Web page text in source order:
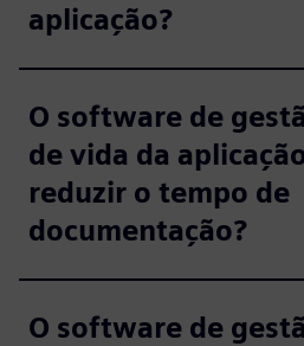
aplicação?
O software de
de vida da
reduzir o tempo de
documentação?
O software de